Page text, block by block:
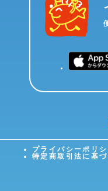
プライバシーポリ
特定商取引法に基